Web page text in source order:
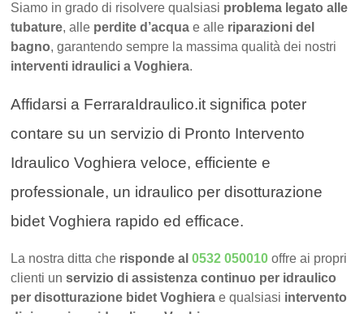
Siamo in grado di risolvere qualsiasi problema legato alle
tubature, alle perdite d’acqua e alle riparazioni del
bagno, garantendo sempre la massima qualità dei nostri
interventi idraulici a Voghiera.
Affidarsi a FerraraIdraulico.it significa poter
contare su un servizio di Pronto Intervento
Idraulico Voghiera veloce, efficiente e
professionale, un idraulico per disotturazione
bidet Voghiera rapido ed efficace.
La nostra ditta che risponde al0532 050010 offre ai propri
clienti unservizio di assistenza continuo per idraulico
per disotturazione bidet Voghiera e qualsiasi intervento